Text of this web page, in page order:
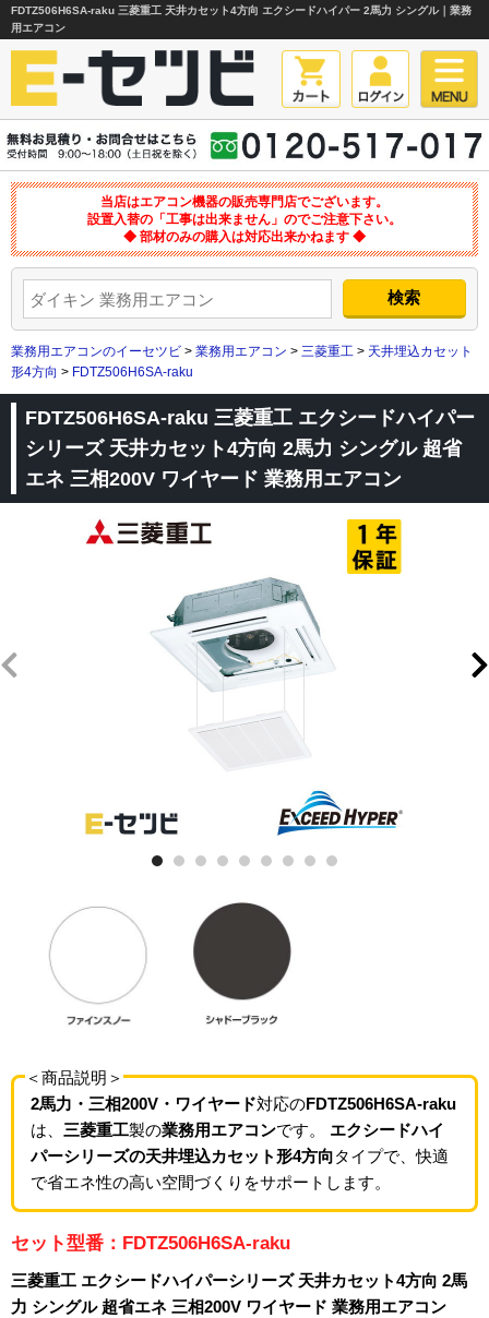
FDTZ506H6SA-raku 三菱重工 天井カセット4方向 エクシードハイパー 2馬力 シングル｜業務
用エアコン
当店はエアコン機器の販売専門店でございます。
設置入替の「工事は出来ません」のでご注意下さい。
◆ 部材のみの購入は対応出来かねます ◆
業務用エアコンのイーセツビ > 業務用エアコン > 三菱重工 > 天井埋込カセット
形4方向 > FDTZ506H6SA-raku
FDTZ506H6SA-raku 三菱重工 エクシードハイパー
シリーズ 天井カセット4方向 2馬力 シングル 超省
エネ 三相200V ワイヤード 業務用エアコン
＜商品説明＞
2馬力・三相200V・ワイヤード対応のFDTZ506H6SA-raku
は、 三菱重工製の業務用エアコンです。 エクシードハイ
パーシリーズの天井埋込カセット形4方向タイプで、快適
で省エネ性の高い空間づくりをサポートします。
セット型番：FDTZ506H6SA-raku
三菱重工 エクシードハイパーシリーズ 天井カセット4方向 2馬
力 シングル 超省エネ 三相200V ワイヤード 業務用エアコン